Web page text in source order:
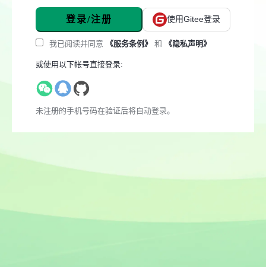
登录/注册 使用Gitee登录
我已阅读并同意 《服务条例》 和 《隐私声明》
或使用以下帐号直接登录:
未注册的手机号码在验证后将自动登录。